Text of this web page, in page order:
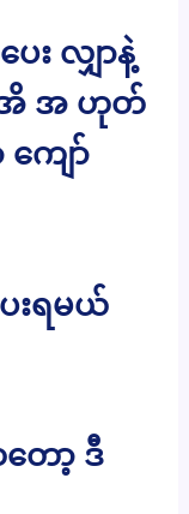
း လျှာနဲ့
အိ အ ဟုတ်
ျော်
းရမယ်
တော့ ဒီ